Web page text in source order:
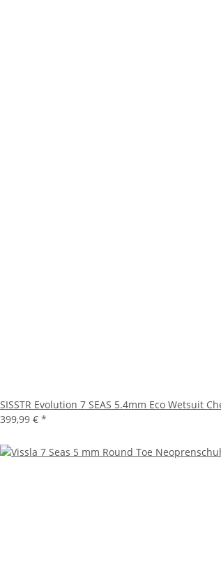
SISSTR Evolution 7 SEAS 5.4mm Eco Wetsuit
399,99 € *